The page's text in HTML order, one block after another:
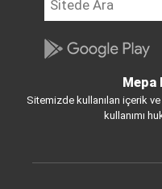
Mepa
Sitemizde kullanılan içerik
kullanımı